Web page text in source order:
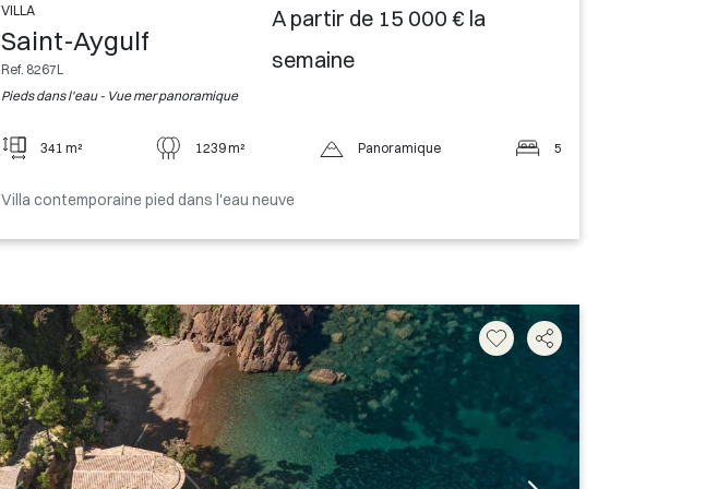
VILLA
Saint-Aygulf
Ref. 8267L
Pieds dans l'eau - Vue mer panoramique
A partir de 15 000 € la
semaine
341 m² 1239 m² Panoramique 5
Villa contemporaine pied dans l'eau neuve